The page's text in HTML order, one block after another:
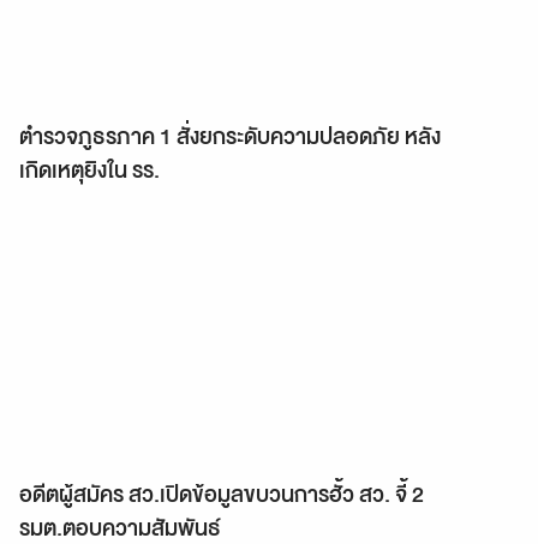
ตำรวจภูธรภาค 1 สั่งยกระดับความปลอดภัย หลัง
เกิดเหตุยิงใน รร.
อดีตผู้สมัคร สว.เปิดข้อมูลขบวนการฮั้ว สว. จี้ 2
รมต.ตอบความสัมพันธ์